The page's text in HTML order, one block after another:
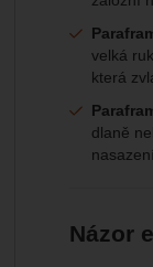
velká
která
dlaně
nasazení.
Názor